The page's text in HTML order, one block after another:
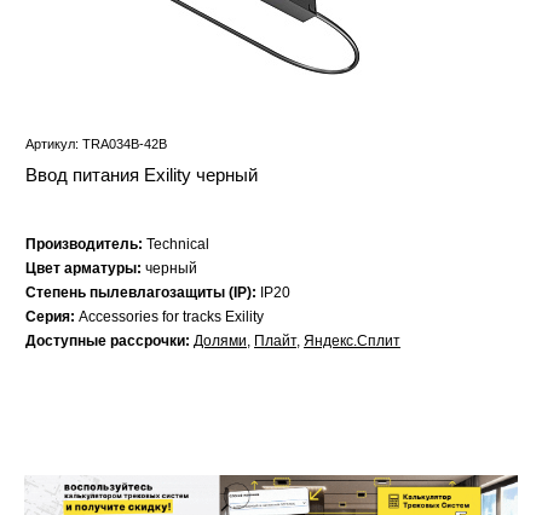
Артикул: TRA034B-42B
Ввод питания Exility черный
Производитель: Technical
Цвет арматуры: черный
Степень пылевлагозащиты (IP):
IP20
Серия: Accessories for tracks Exility
Доступные рассрочки: Долями, Плайт, Яндекс.Сплит